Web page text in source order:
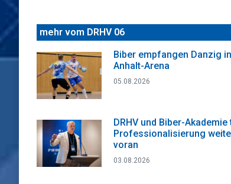
mehr vom DRHV 06
Biber empfangen Danzig
Anhalt-Arena
05.08.2026
DRHV und Biber-Akademie
Professionalisierung
voran
03.08.2026